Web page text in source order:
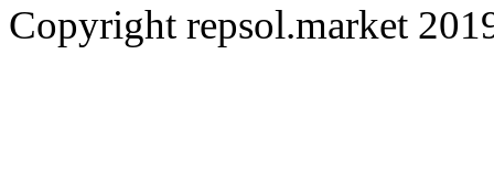
Copyright repsol.market